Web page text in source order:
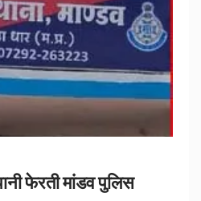
फेरती मांडव पुलिस